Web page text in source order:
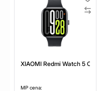
XIAOMI Redmi Watch 5
MP cena: